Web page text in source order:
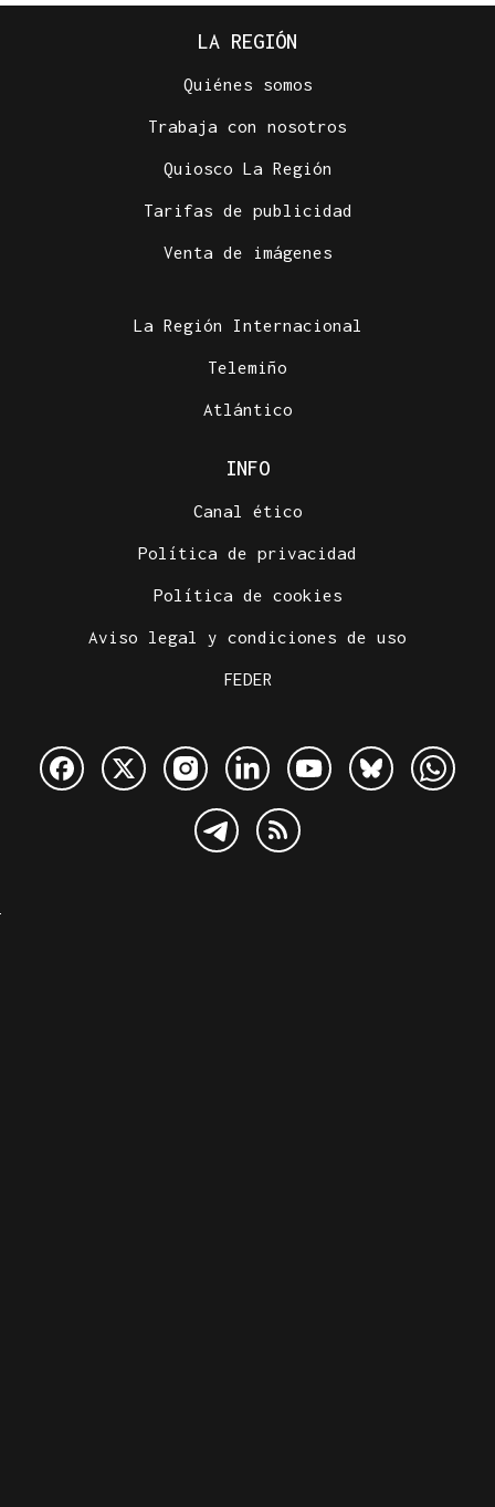
LA REGIÓN
Quiénes somos
Trabaja con nosotros
Quiosco La Región
Tarifas de publicidad
Venta de imágenes
La Región Internacional
Telemiño
Atlántico
INFO
Canal ético
Política de privacidad
Política de cookies
Aviso legal y condiciones de uso
FEDER